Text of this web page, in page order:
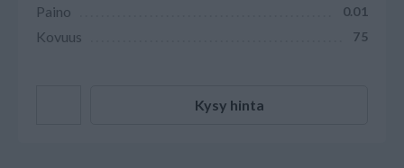
Paino 0.01
Kovuus 75
Kysy hinta